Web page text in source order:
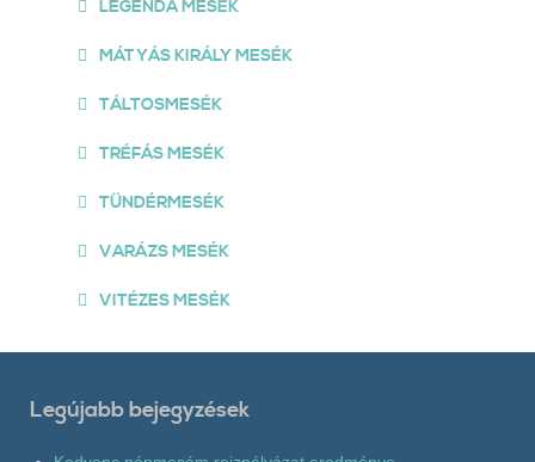
LEGENDA MESÉK
MÁTYÁS KIRÁLY MESÉK
TÁLTOSMESÉK
TRÉFÁS MESÉK
TÜNDÉRMESÉK
VARÁZS MESÉK
VITÉZES MESÉK
Legújabb bejegyzések